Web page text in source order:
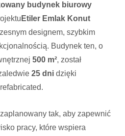
budynek biurowy
Etiler Emlak Konut
designem, szybkim
Budynek ten, o
500 m², został
25 dni dzięki
tak, aby zapewnić
pracy, które wspiera